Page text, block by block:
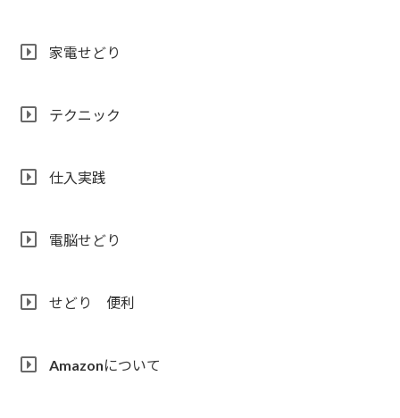
家電せどり
テクニック
仕入実践
電脳せどり
せどり 便利
Amazonについて